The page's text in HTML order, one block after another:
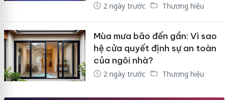
2 ngày trước Thương hiệu
Mùa mưa bão đến gần: Vì sao
hệ cửa quyết định sự an toàn
của ngôi nhà?
2 ngày trước Thương hiệu